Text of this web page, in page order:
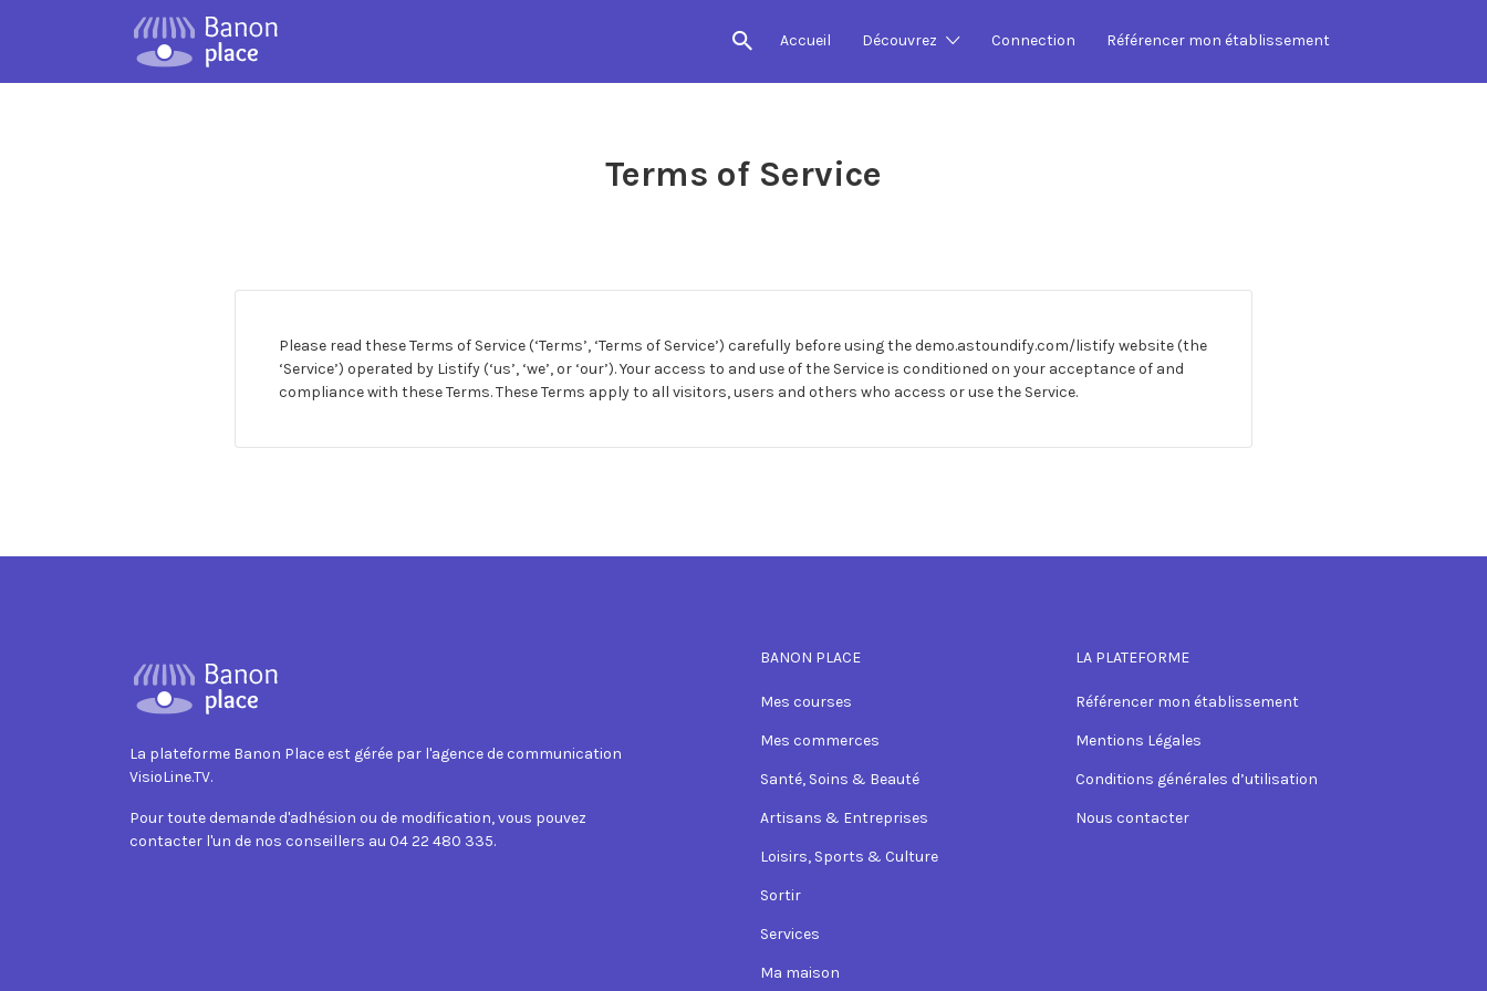
Accueil Découvrez Connection Référencer mon établissement
Terms of Service
Please read these Terms of Service (‘Terms’, ‘Terms of Service’) carefully before using the demo.astoundify.com/listify website (the
‘Service’) operated by Listify (‘us’, ‘we’, or ‘our’). Your access to and use of the Service is conditioned on your acceptance of and
compliance with these Terms. These Terms apply to all visitors, users and others who access or use the Service.
La plateforme Banon Place est gérée par l'agence de communication
VisioLine.TV.
Pour toute demande d'adhésion ou de modification, vous pouvez
contacter l'un de nos conseillers au 04 22 480 335.
BANON PLACE
Mes courses
Mes commerces
Santé, Soins & Beauté
Artisans & Entreprises
Loisirs, Sports & Culture
Sortir
Services
Ma maison
LA PLATEFORME
Référencer mon établissement
Mentions Légales
Conditions générales d’utilisation
Nous contacter